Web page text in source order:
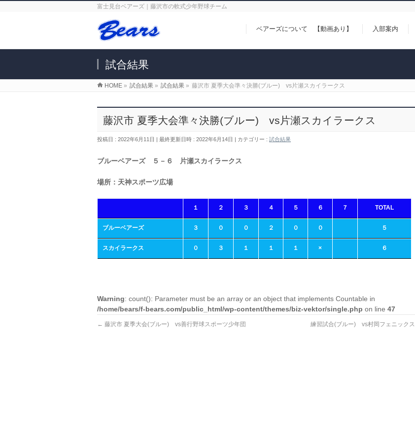
富士見台ベアーズ｜藤沢市の軟式少年野球チーム
ベアーズについて 【動画あり】 入部案内
試合結果
HOME » 試合結果 » 試合結果 » 藤沢市 夏季大会準々決勝(ブルー) vs片瀬スカイラークス
藤沢市 夏季大会準々決勝(ブルー) vs片瀬スカイラークス
投稿日 : 2022年6月11日 最終更新日時 : 2022年6月14日 カテゴリー : 試合結果
ブルーベアーズ ５－６ 片瀬スカイラークス
場所：天神スポーツ広場
１ ２ ３ ４ ５ ６ ７ TOTAL
ブルーベアーズ ３ ０ ０ ２ ０ ０ ５
スカイラークス ０ ３ １ １ １ × ６
Warning: count(): Parameter must be an array or an object that implements Countable in
/home/bears/f-bears.com/public_html/wp-content/themes/biz-vektor/single.php on line 47
← 藤沢市 夏季大会(ブルー) vs善行野球スポーツ少年団 練習試合(ブルー) vs村岡フェニックス